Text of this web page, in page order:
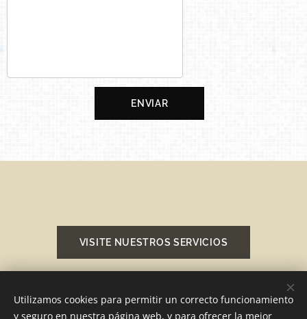
ENVIAR
VISITE NUESTROS SERVICIOS
Utilizamos cookies para permitir un correcto funcionamiento
y seguro en nuestra página web, y para ofrecer la mejor